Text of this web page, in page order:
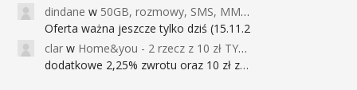
dindane w 50GB, rozmowy, SMS, MMS bez limitu przez 6 miesięcy za darmo za przeniesienie numeru do Play NEXT
Oferta ważna jeszcze tylko dziś (15.11.2
clar w Home&you - 2 rzecz z 10 zł TYLKO DZISIAJ
dodatkowe 2,25% zwrotu oraz 10 zł za r